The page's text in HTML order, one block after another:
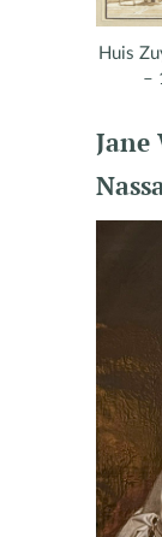
Huis
–